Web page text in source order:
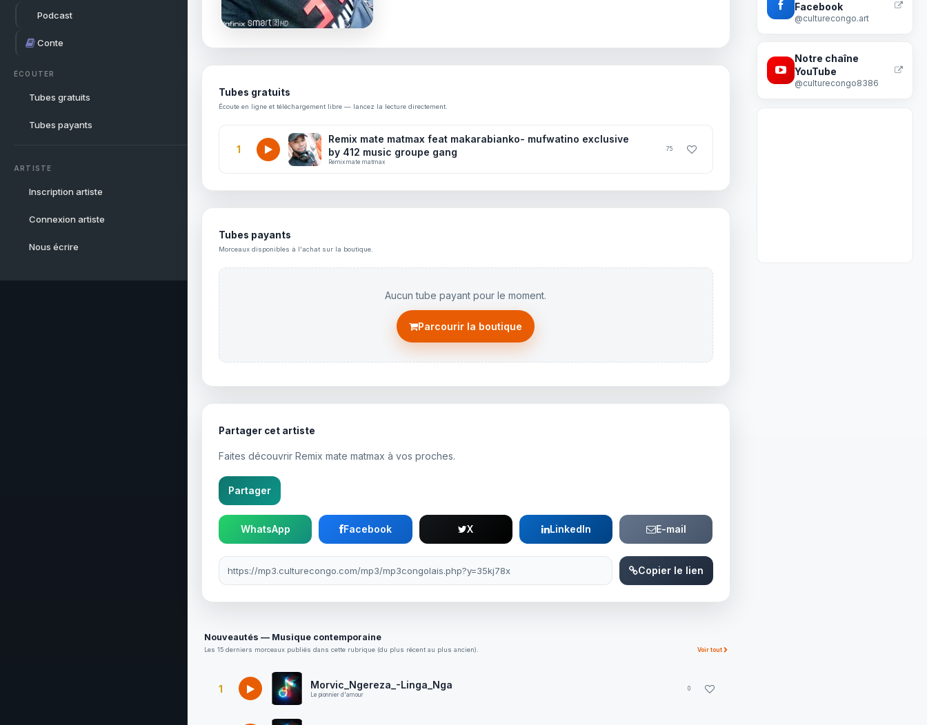
Podcast
Conte
ÉCOUTER
Tubes gratuits
Tubes payants
ARTISTE
Inscription artiste
Connexion artiste
Nous écrire
Tubes gratuits
Écoute en ligne et téléchargement libre — lancez la lecture directement.
1
Remix mate matmax feat makarabianko- mufwatino exclusive
by 412 music groupe gang
Remix mate matmax
75
Tubes payants
Morceaux disponibles à l'achat sur la boutique.
Aucun tube payant pour le moment.
Parcourir la boutique
Partager cet artiste
Faites découvrir Remix mate matmax à vos proches.
Partager
WhatsApp Facebook X LinkedIn E-mail
Lien à partager
Copier le lien
Nouveautés — Musique contemporaine
Les 15 derniers morceaux publiés dans cette rubrique (du plus récent au plus ancien). Voir tout
1 Morvic_Ngereza_-Linga_Nga
Le pionnier d'amour
0
Facebook
@culturecongo.art
Notre chaîne
YouTube
@culturecongo8386